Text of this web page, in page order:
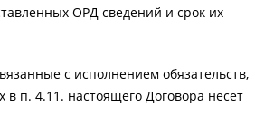
ОРД сведений и срок их
с исполнением обязательств,
в п. 4.11. настоящего Договора несёт